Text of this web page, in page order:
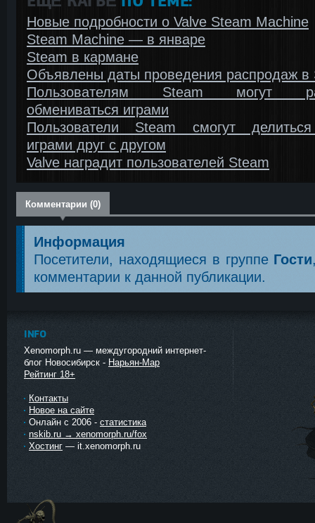
Новые подробности о Valve Steam Machine
Steam Machine — в январе
Steam в кармане
Объявлены даты проведения распродаж в
Пользователям Steam могут
обмениваться играми
Пользователи Steam смогут
играми друг с другом
Valve наградит пользователей Steam
Комментарии (0)
Информация
Посетители, находящиеся в группе Гости
комментарии к данной публикации.
INFO
Xenomorph.ru — междугородний интернет-
блог Новосибирск - Нарьян-Мар
Рейтинг 18+
Контакты
Новое на сайте
Онлайн с 2006 - статистика
nskib.ru → xenomorph.ru/fox
Хостинг — it.xenomorph.ru